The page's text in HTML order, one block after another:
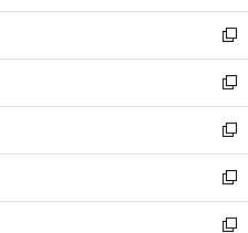
開
く
ウ
で
開
く
ン
ド
ウ
で
開
く
ウ
ィ
ン
ド
ウ
で
開
く
新
し
い
ウ
ィ
ン
ド
ウ
で
新
し
い
ウ
ィ
ン
ド
新
し
い
ウ
ィ
新
し
い